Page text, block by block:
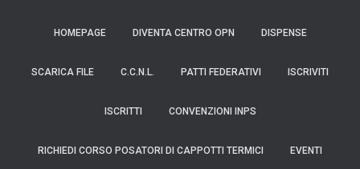
HOMEPAGE DIVENTA CENTRO OPN DISPENSE
SCARICA FILE C.C.N.L. PATTI FEDERATIVI ISCRIVITI
ISCRITTI CONVENZIONI INPS
RICHIEDI CORSO POSATORI DI CAPPOTTI TERMICI EVENTI